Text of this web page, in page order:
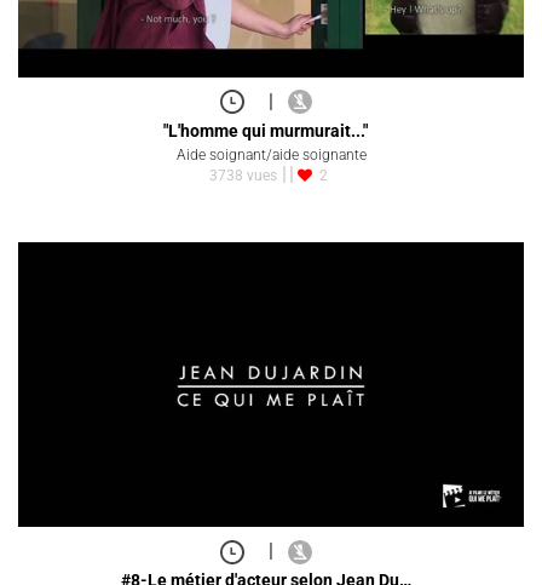
|
"L'homme qui murmurait..."
Aide soignant/aide soignante
3738 vues
2
#8-Le métier d'acteur selon Jean Du…